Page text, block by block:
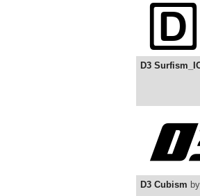
D3
D3 Cubism by